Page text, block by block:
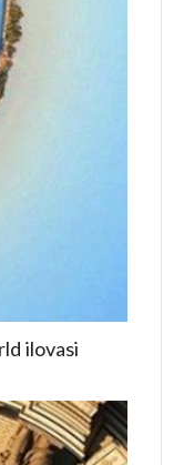
ilovasi